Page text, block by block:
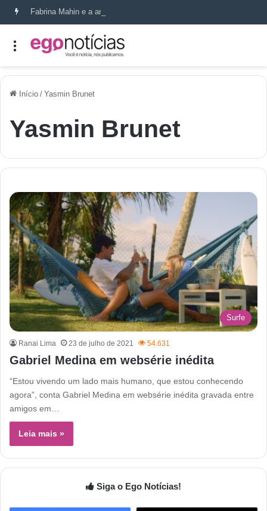
Fabrina Mahin e a arte de reconstruir confiança
Início / Yasmin Brunet
Yasmin Brunet
Surfe
Ranai Lima 23 de julho de 2021 54.631
Gabriel Medina em websérie inédita
“Estou vivendo um lado mais humano, que estou conhecendo
agora”, conta Gabriel Medina em websérie inédita gravada entre
amigos em…
Leia mais »
Siga o Ego Notícias!